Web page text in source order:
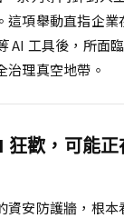
這項舉動直指企業
AI 工具後，所面
治理真空地帶。
狂歡，可能
安防護牆，根本